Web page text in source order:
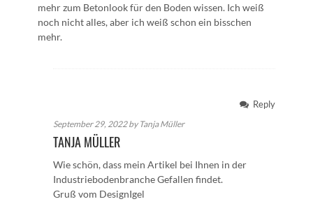
mehr zum Betonlook für den Boden wissen. Ich weiß
noch nicht alles, aber ich weiß schon ein bisschen
mehr.
September 29, 2022 by Tanja Müller
TANJA MÜLLER
Wie schön, dass mein Artikel bei Ihnen in der
Industriebodenbranche Gefallen findet.
Gruß vom DesignIgel
Reply